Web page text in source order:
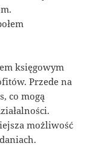
księgowym
Przede na
co mogą
możliwość